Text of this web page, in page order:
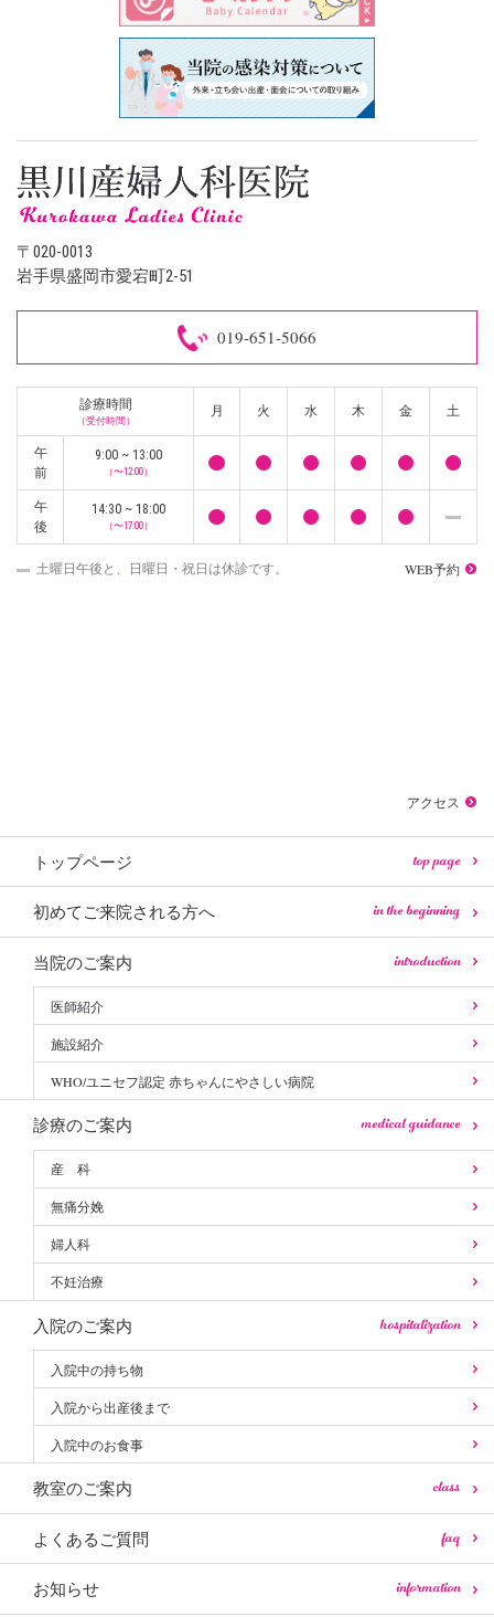
〒020-0013
岩手県盛岡市愛宕町2-51
019-651-5066
診療時間
（受付時間）
月 火 水 木 金 土
午
前
9:00 ~ 13:00
（〜12:00）
午
後
14:30 ~ 18:00
（〜17:00）
土曜日午後と、日曜日・祝日は休診です。 WEB予約
アクセス
トップページ top page
初めてご来院される方へ in the beginning
当院のご案内 introduction
医師紹介
施設紹介
WHO/ユニセフ認定 赤ちゃんにやさしい病院
診療のご案内 medical guidance
産 科
無痛分娩
婦人科
不妊治療
入院のご案内 hospitalization
入院中の持ち物
入院から出産後まで
入院中のお食事
教室のご案内 class
よくあるご質問 faq
お知らせ information